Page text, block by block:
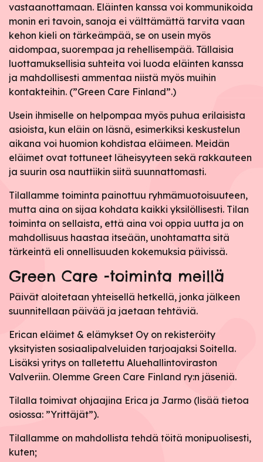
vastaanottamaan. Eläinten kanssa voi kommunikoida
monin eri tavoin, sanoja ei välttämättä tarvita vaan
kehon kieli on tärkeämpää, se on usein myös
aidompaa, suorempaa ja rehellisempää. Tällaisia
luottamuksellisia suhteita voi luoda eläinten kanssa
ja mahdollisesti ammentaa niistä myös muihin
kontakteihin. (”Green Care Finland”.)
Usein ihmiselle on helpompaa myös puhua erilaisista
asioista, kun eläin on läsnä, esimerkiksi keskustelun
aikana voi huomion kohdistaa eläimeen. Meidän
eläimet ovat tottuneet läheisyyteen sekä rakkauteen
ja suurin osa nauttiikin siitä suunnattomasti.
Tilallamme toiminta painottuu ryhmämuotoisuuteen,
mutta aina on sijaa kohdata kaikki yksilöllisesti. Tilan
toiminta on sellaista, että aina voi oppia uutta ja on
mahdollisuus haastaa itseään, unohtamatta sitä
tärkeintä eli onnellisuuden kokemuksia päivissä.
Green Care -toiminta meillä
Päivät aloitetaan yhteisellä hetkellä, jonka jälkeen
suunnitellaan päivää ja jaetaan tehtäviä.
Erican eläimet & elämykset Oy on rekisteröity
yksityisten sosiaalipalveluiden tarjoajaksi Soitella.
Lisäksi yritys on talletettu Aluehallintoviraston
Valveriin. Olemme Green Care Finland ry:n jäseniä.
Tilalla toimivat ohjaajina Erica ja Jarmo (lisää tietoa
osiossa: ”Yrittäjät”).
Tilallamme on mahdollista tehdä töitä monipuolisesti,
kuten;